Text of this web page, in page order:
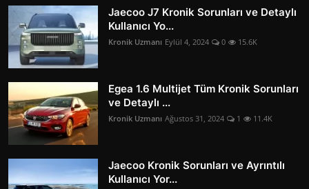
Jaecoo J7 Kronik Sorunları ve Detaylı
Kullanıcı Yo...
Kronik Uzmanı Eylül 4, 2024 0 15.6K
Egea 1.6 Multijet Tüm Kronik Sorunları
ve Detaylı ...
Kronik Uzmanı Ağustos 31, 2024 1 11.4K
Jaecoo Kronik Sorunları ve Ayrıntılı
Kullanıcı Yor...